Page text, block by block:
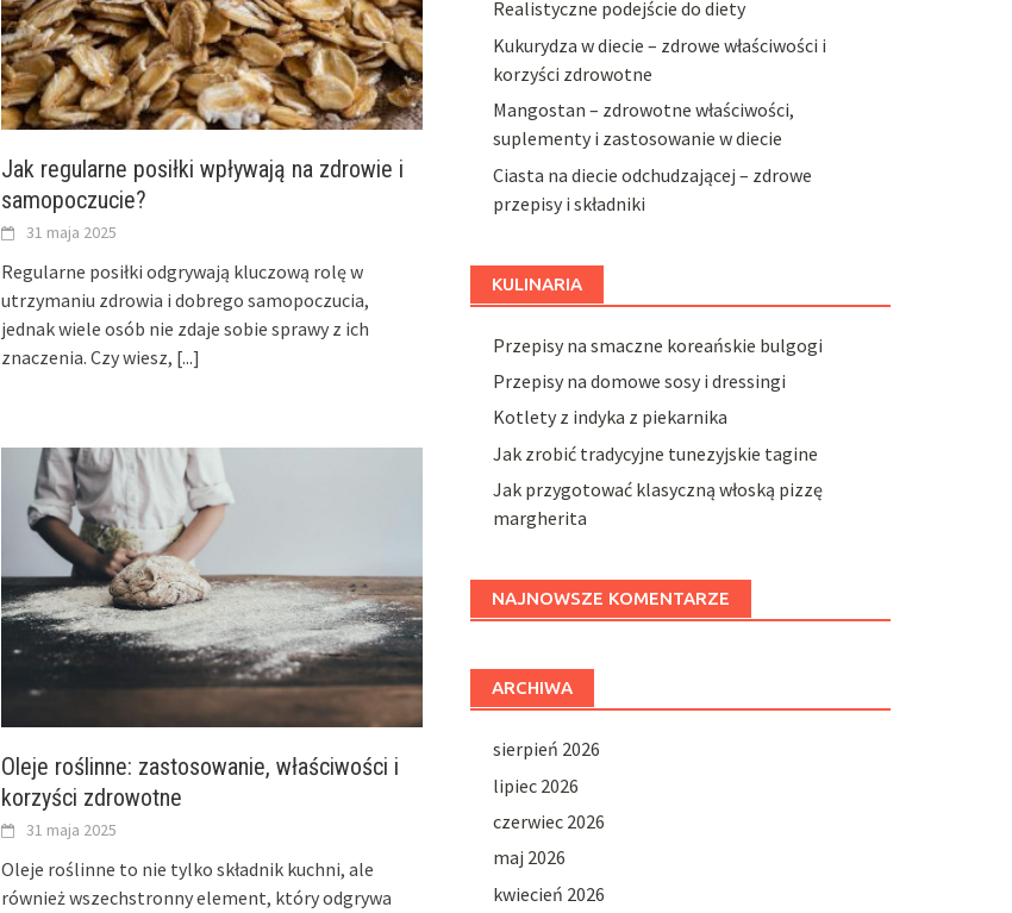
Jak regularne posiłki wpływają na zdrowie i
samopoczucie?
31 maja 2025
Regularne posiłki odgrywają kluczową rolę w
utrzymaniu zdrowia i dobrego samopoczucia,
jednak wiele osób nie zdaje sobie sprawy z ich
znaczenia. Czy wiesz, [...]
Oleje roślinne: zastosowanie, właściwości i
korzyści zdrowotne
31 maja 2025
Oleje roślinne to nie tylko składnik kuchni, ale
również wszechstronny element, który odgrywa
Realistyczne podejście do diety
Kukurydza w diecie – zdrowe właściwości i
korzyści zdrowotne
Mangostan – zdrowotne właściwości,
suplementy i zastosowanie w diecie
Ciasta na diecie odchudzającej – zdrowe
przepisy i składniki
KULINARIA
Przepisy na smaczne koreańskie bulgogi
Przepisy na domowe sosy i dressingi
Kotlety z indyka z piekarnika
Jak zrobić tradycyjne tunezyjskie tagine
Jak przygotować klasyczną włoską pizzę
margherita
NAJNOWSZE KOMENTARZE
ARCHIWA
sierpień 2026
lipiec 2026
czerwiec 2026
maj 2026
kwiecień 2026